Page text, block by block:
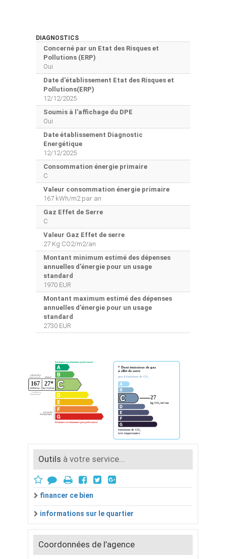
DIAGNOSTICS
Concerné par un Etat des Risques et
Pollutions (ERP)
Oui
Date d'établissement Etat des Risques et
Pollutions(ERP)
12/12/2025
Soumis à l'affichage du DPE
Oui
Date établissement Diagnostic
Energétique
12/12/2025
Consommation énergie primaire
C
Valeur consommation énergie primaire
167 kWh/m2 par an
Gaz Effet de Serre
C
Valeur Gaz Effet de serre
27 Kg CO2/m2/an
Montant minimum estimé des dépenses
annuelles d'énergie pour un usage
standard
1970 EUR
Montant maximum estimé des dépenses
annuelles d'énergie pour un usage
standard
2730 EUR
Outils à votre service...
financer ce bien
informations sur le quartier
Coordonnées de l’agence